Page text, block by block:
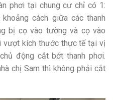
phơi tại chung cư chỉ có 1:
cách giữa các thanh
bị cọ vào tường và cọ vào
vượt kích thước thực tế tại vị
động cắt bớt thanh phơi.
chị Sam thì không phải cắt